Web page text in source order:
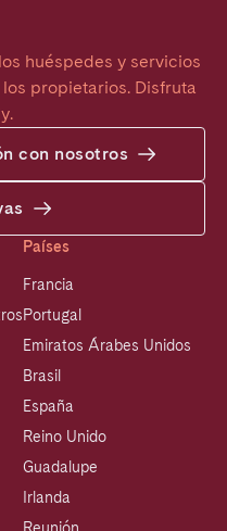
huéspedes y servicios
propietarios. Disfruta
con nosotros
Países
Francia
Portugal
Emiratos Árabes Unidos
Brasil
España
Reino Unido
Guadalupe
Irlanda